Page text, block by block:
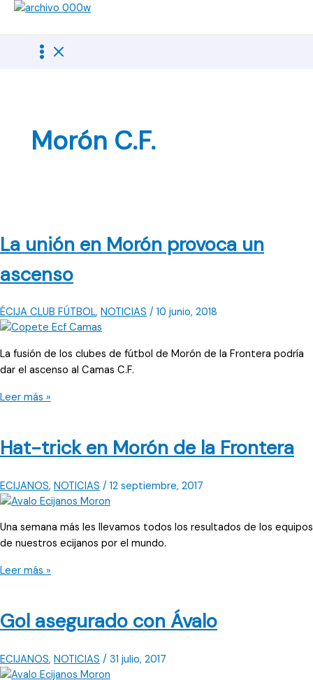
Morón C.F.
La unión en Morón provoca un
ascenso
ÉCIJA CLUB FÚTBOL, NOTICIAS / 10 junio, 2018
La fusión de los clubes de fútbol de Morón de la Frontera podría
dar el ascenso al Camas C.F.
La
Morón
provoca
ascenso
Leer más »
Hat-trick en Morón de la Frontera
ECIJANOS, NOTICIAS / 12 septiembre, 2017
Una semana más les llevamos todos los resultados de los equipos
de nuestros ecijanos por el mundo.
Hat-
Morón
Frontera
Leer más »
Gol asegurado con Ávalo
ECIJANOS, NOTICIAS / 31 julio, 2017